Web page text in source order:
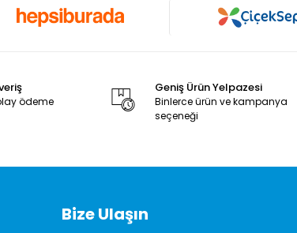
ödeme
Geniş Ürün Yelpazesi
Binlerce ürün ve kampanya
seçeneği
Bize Ulaşın